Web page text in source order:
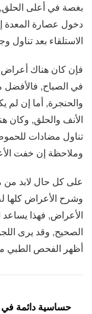
بغصة في أعلى الحلق,
دخول عصارة المعدة
الاستلقاء بعد تناول
فإن كان هناك أعراض
في الصباح,
والحنجرة, أما إن
الأنف والحلق,
وملاحظة إن خفت
على كل حال لابد
وشرح الأعراض كلها
الأعراض, فهذا
الصحيح, وقد يرى
أظهر الفحص الطبي
حساسية دائمة